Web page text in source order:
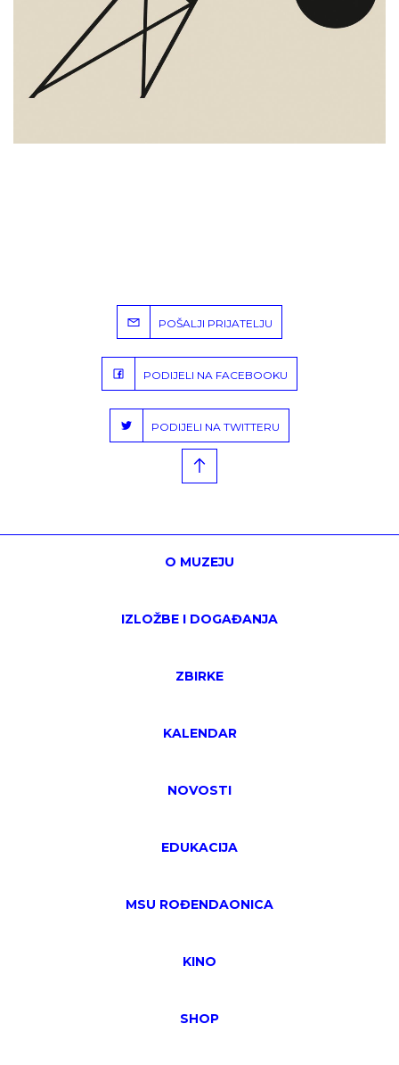
POŠALJI PRIJATELJU
PODIJELI NA FACEBOOKU
PODIJELI NA TWITTERU
O MUZEJU
IZLOŽBE I DOGAĐANJA
ZBIRKE
KALENDAR
NOVOSTI
EDUKACIJA
MSU ROĐENDAONICA
KINO
SHOP